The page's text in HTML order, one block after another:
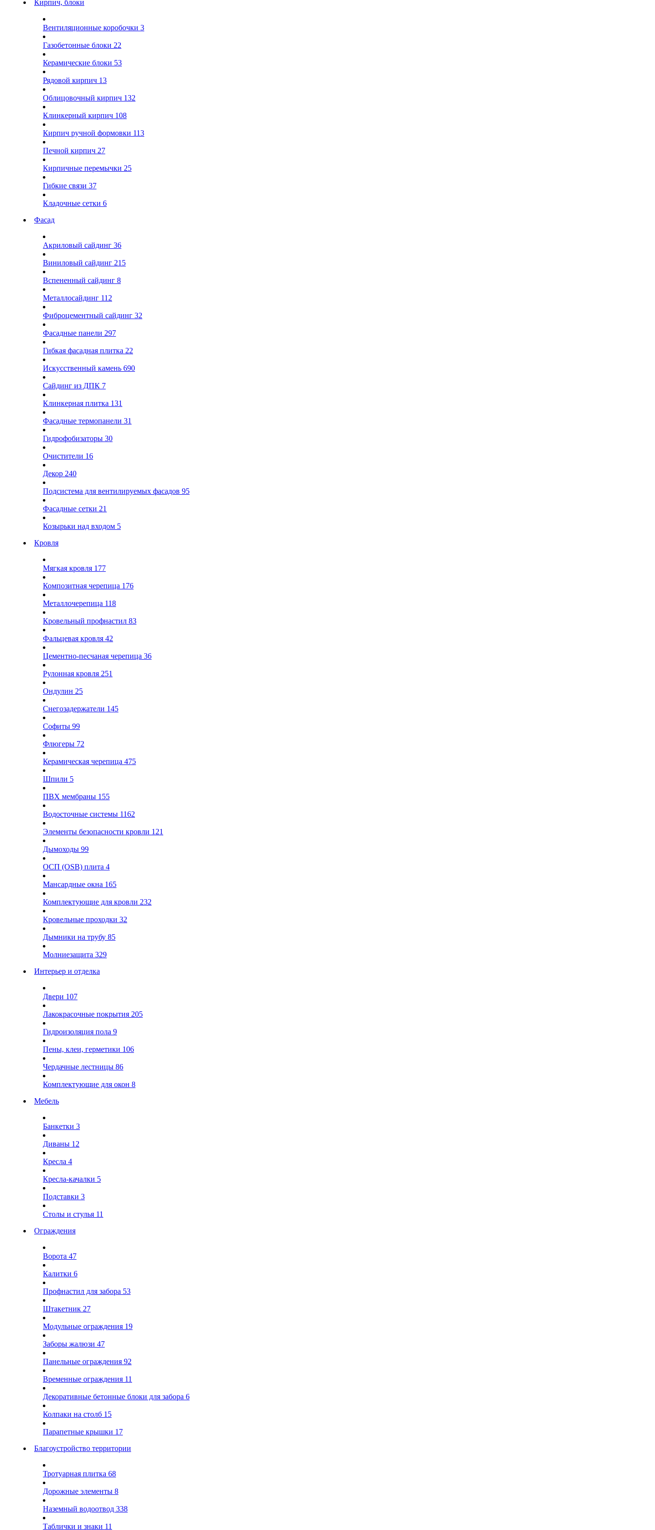
Кирпич, блоки
Вентиляционные коробочки 3
Газобетонные блоки 22
Керамические блоки 53
Рядовой кирпич 13
Облицовочный кирпич 132
Клинкерный кирпич 108
Кирпич ручной формовки 113
Печной кирпич 27
Кирпичные перемычки 25
Гибкие связи 37
Кладочные сетки 6
Фасад
Акриловый сайдинг 36
Виниловый сайдинг 215
Вспененный сайдинг 8
Металлосайдинг 112
Фиброцементный сайдинг 32
Фасадные панели 297
Гибкая фасадная плитка 22
Искусственный камень 690
Сайдинг из ДПК 7
Клинкерная плитка 131
Фасадные термопанели 31
Гидрофобизаторы 30
Очистители 16
Декор 240
Подсистема для вентилируемых фасадов 95
Фасадные сетки 21
Козырьки над входом 5
Кровля
Мягкая кровля 177
Композитная черепица 176
Металлочерепица 118
Кровельный профнастил 83
Фальцевая кровля 42
Цементно-песчаная черепица 36
Рулонная кровля 251
Ондулин 25
Снегозадержатели 145
Софиты 99
Флюгеры 72
Керамическая черепица 475
Шпили 5
ПВХ мембраны 155
Водосточные системы 1162
Элементы безопасности кровли 121
Дымоходы 99
ОСП (OSB) плита 4
Мансардные окна 165
Комплектующие для кровли 232
Кровельные проходки 32
Дымники на трубу 85
Молниезащита 329
Интерьер и отделка
Двери 107
Лакокрасочные покрытия 205
Гидроизоляция пола 9
Пены, клеи, герметики 106
Чердачные лестницы 86
Комплектующие для окон 8
Мебель
Банкетки 3
Диваны 12
Кресла 4
Кресла-качалки 5
Подставки 3
Столы и стулья 11
Ограждения
Ворота 47
Калитки 6
Профнастил для забора 53
Штакетник 27
Модульные ограждения 19
Заборы жалюзи 47
Панельные ограждения 92
Временные ограждения 11
Декоративные бетонные блоки для забора 6
Колпаки на столб 15
Парапетные крышки 17
Благоустройство территории
Тротуарная плитка 68
Дорожные элементы 8
Наземный водоотвод 338
Таблички и знаки 11